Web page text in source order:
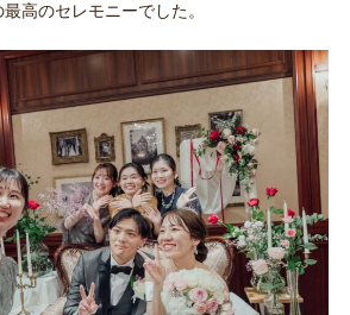
高のセレモニーでした。